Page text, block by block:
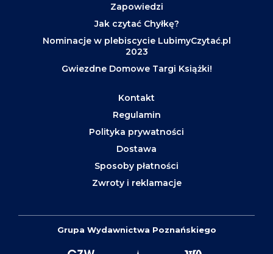
Zapowiedzi
Jak czytać Chyłkę?
Nominacje w plebiscycie LubimyCzytać.pl
2023
Gwiezdne Domowe Targi Książki!
Kontakt
Regulamin
Polityka prywatności
Dostawa
Sposoby płatności
Zwroty i reklamacje
Grupa Wydawnictwa Poznańskiego